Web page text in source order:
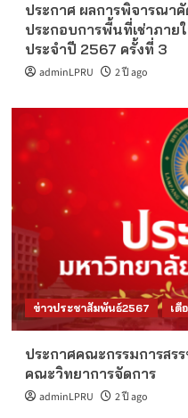
ประกาศ ผลการพิจารณาคั
ประกอบการพื้นที่เช่าภาย
ประจำปี 2567 ครั้งที่ 3
adminLPRU 2 ปี ago
ข่าวประชาสัมพันธ์2567 เดื
ประกาศคณะกรรมการสร
คณะวิทยาการจัดการ
adminLPRU 2 ปี ago